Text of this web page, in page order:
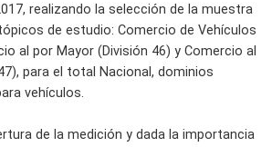
realizando la selección de la muestra
de estudio: Comercio de Vehículos
al por Mayor (División 46) y Comercio al
para el total Nacional, dominios
vehículos.
de la medición y dada la importancia